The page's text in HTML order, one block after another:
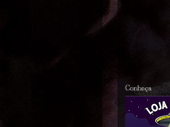
Conheça